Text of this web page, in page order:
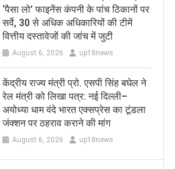
‘पैसा लो’ फाइनेंस कंपनी के पांच ठिकानों पर
सर्वे, 30 से अधिक अधिकारियों की टीमें
वित्तीय दस्तावेजों की जांच में जुटी
August 6, 2026 up18news
केंद्रीय राज्य मंत्री प्रो. एसपी सिंह बघेल ने
रेल मंत्री को लिखा पत्र: नई दिल्ली–
अयोध्या धाम वंदे भारत एक्सप्रेस का टूंडला
जंक्शन पर ठहराव कराने की मांग
August 6, 2026 up18news